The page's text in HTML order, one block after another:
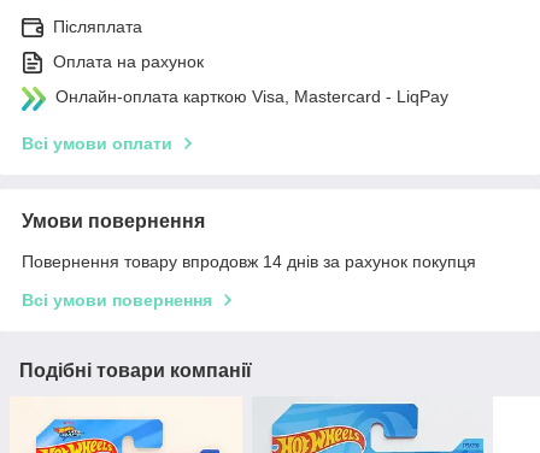
Післяплата
Оплата на рахунок
Онлайн-оплата карткою Visa, Mastercard - LiqPay
Всі умови оплати
Умови повернення
Повернення товару впродовж 14 днів за рахунок покупця
Всі умови повернення
Подібні товари компанії